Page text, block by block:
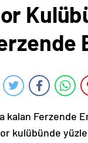
kalan Ferzende
kulübünde